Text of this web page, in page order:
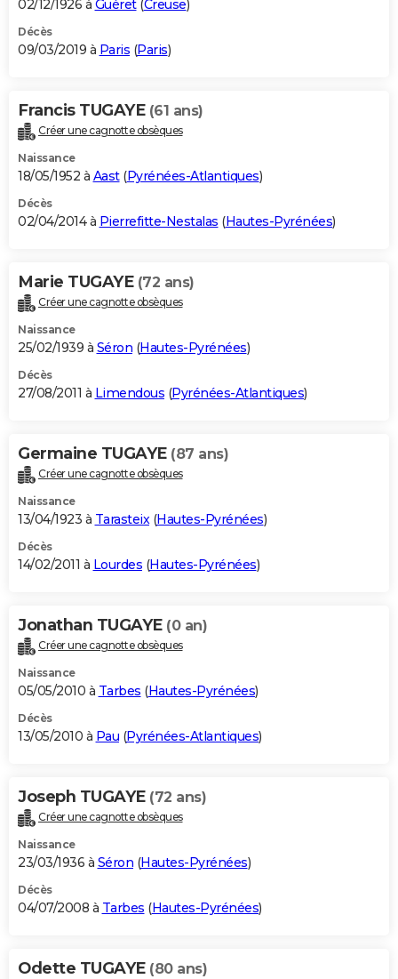
02/12/1926 à Guéret(Creuse)
Décès
09/03/2019 à Paris (Paris)
Francis TUGAYE (61 ans)
Créer une cagnotte obsèques
Naissance
18/05/1952 à Aast(Pyrénées-Atlantiques)
Décès
02/04/2014 à Pierrefitte-Nestalas (Hautes-Pyrénées)
Marie TUGAYE (72 ans)
Créer une cagnotte obsèques
Naissance
25/02/1939 à Séron (Hautes-Pyrénées)
Décès
27/08/2011 à Limendous (Pyrénées-Atlantiques)
Germaine TUGAYE (87 ans)
Créer une cagnotte obsèques
Naissance
13/04/1923 à Tarasteix(Hautes-Pyrénées)
Décès
14/02/2011 à Lourdes (Hautes-Pyrénées)
Jonathan TUGAYE (0 an)
Créer une cagnotte obsèques
Naissance
05/05/2010 à Tarbes (Hautes-Pyrénées)
Décès
13/05/2010 à Pau (Pyrénées-Atlantiques)
Joseph TUGAYE (72 ans)
Créer une cagnotte obsèques
Naissance
23/03/1936 à Séron (Hautes-Pyrénées)
Décès
04/07/2008 à Tarbes (Hautes-Pyrénées)
Odette TUGAYE (80 ans)